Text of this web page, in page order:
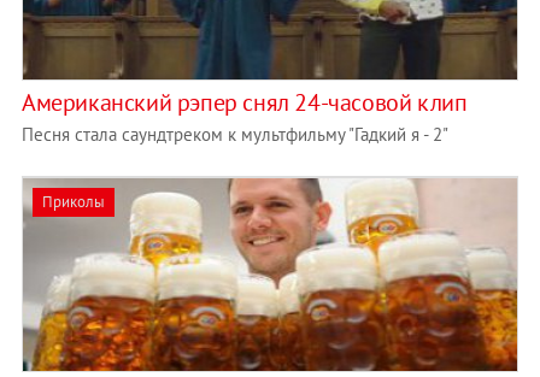
Американский рэпер снял 24-часовой клип
Песня стала саундтреком к мультфильму "Гадкий я - 2"
Приколы